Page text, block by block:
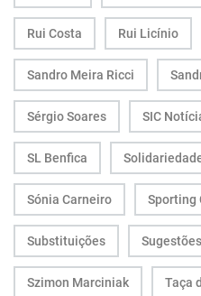
Rui Costa Rui Licínio
Sandro Meira Ricci
Sérgio Soares SIC
SL Benfica
Sónia Carneiro Sporting
Substituições Sugestões
Szimon Marciniak Taça